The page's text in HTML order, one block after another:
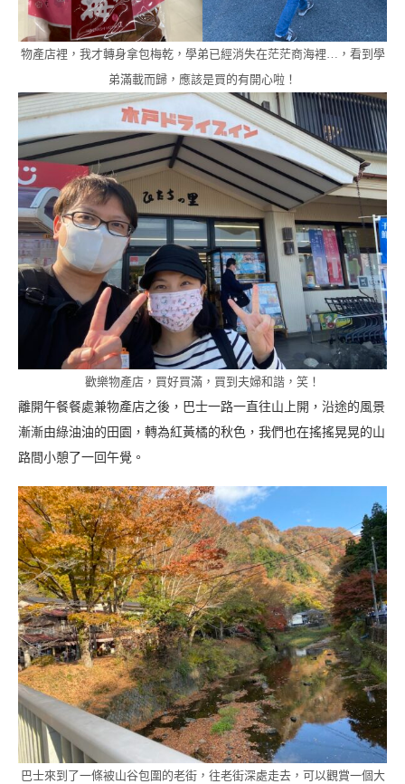
物產店裡，我才轉身拿包梅乾，學弟已經消失在茫茫商海裡…，看到學
弟滿載而歸，應該是買的有開心啦！
歡樂物產店，買好買滿，買到夫婦和諧，笑！
離開午餐餐處兼物產店之後，巴士一路一直往山上開，沿途的風景
漸漸由綠油油的田園，轉為紅黃橘的秋色，我們也在搖搖晃晃的山
路間小憩了一回午覺。
巴士來到了一條被山谷包圍的老街，往老街深處走去，可以觀賞一個大